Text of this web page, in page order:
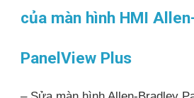
của màn hình HMI
PanelView Plus